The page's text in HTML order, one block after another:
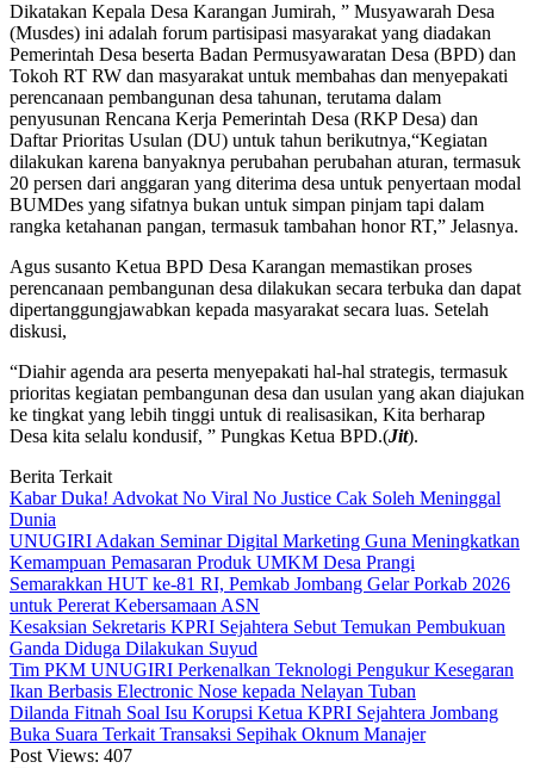
Dikatakan Kepala Desa Karangan Jumirah, ” Musyawarah Desa
(Musdes) ini adalah forum partisipasi masyarakat yang diadakan
Pemerintah Desa beserta Badan Permusyawaratan Desa (BPD) dan
Tokoh RT RW dan masyarakat untuk membahas dan menyepakati
perencanaan pembangunan desa tahunan, terutama dalam
penyusunan Rencana Kerja Pemerintah Desa (RKP Desa) dan
Daftar Prioritas Usulan (DU) untuk tahun berikutnya,“Kegiatan
dilakukan karena banyaknya perubahan perubahan aturan, termasuk
20 persen dari anggaran yang diterima desa untuk penyertaan modal
BUMDes yang sifatnya bukan untuk simpan pinjam tapi dalam
rangka ketahanan pangan, termasuk tambahan honor RT,” Jelasnya.
Agus susanto Ketua BPD Desa Karangan memastikan proses
perencanaan pembangunan desa dilakukan secara terbuka dan dapat
dipertanggungjawabkan kepada masyarakat secara luas. Setelah
diskusi,
“Diahir agenda ara peserta menyepakati hal-hal strategis, termasuk
prioritas kegiatan pembangunan desa dan usulan yang akan diajukan
ke tingkat yang lebih tinggi untuk di realisasikan, Kita berharap
Desa kita selalu kondusif, ” Pungkas Ketua BPD.(Jit).
Berita Terkait
Kabar Duka! Advokat No Viral No Justice Cak Soleh Meninggal
Dunia
UNUGIRI Adakan Seminar Digital Marketing Guna Meningkatkan
Kemampuan Pemasaran Produk UMKM Desa Prangi
Semarakkan HUT ke-81 RI, Pemkab Jombang Gelar Porkab 2026
untuk Pererat Kebersamaan ASN
Kesaksian Sekretaris KPRI Sejahtera Sebut Temukan Pembukuan
Ganda Diduga Dilakukan Suyud
Tim PKM UNUGIRI Perkenalkan Teknologi Pengukur Kesegaran
Ikan Berbasis Electronic Nose kepada Nelayan Tuban
Dilanda Fitnah Soal Isu Korupsi Ketua KPRI Sejahtera Jombang
Buka Suara Terkait Transaksi Sepihak Oknum Manajer
Post Views: 407